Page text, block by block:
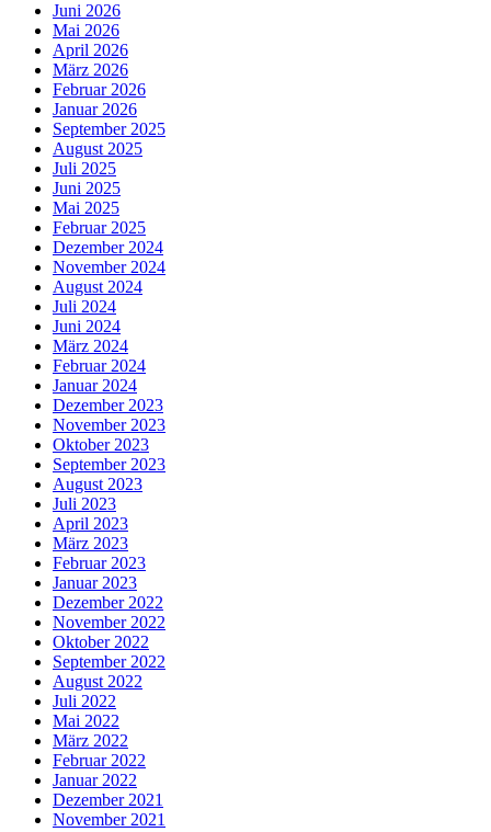
Juni 2026
Mai 2026
April 2026
März 2026
Februar 2026
Januar 2026
September 2025
August 2025
Juli 2025
Juni 2025
Mai 2025
Februar 2025
Dezember 2024
November 2024
August 2024
Juli 2024
Juni 2024
März 2024
Februar 2024
Januar 2024
Dezember 2023
November 2023
Oktober 2023
September 2023
August 2023
Juli 2023
April 2023
März 2023
Februar 2023
Januar 2023
Dezember 2022
November 2022
Oktober 2022
September 2022
August 2022
Juli 2022
Mai 2022
März 2022
Februar 2022
Januar 2022
Dezember 2021
November 2021